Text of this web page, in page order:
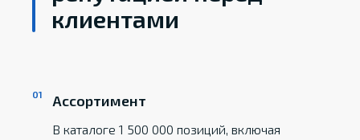
клиентами
Ассортимент
В каталоге 1 500 000 позиций, включая